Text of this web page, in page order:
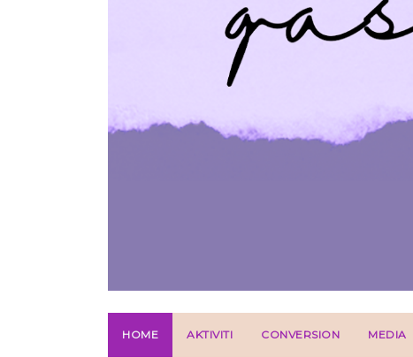
HOME AKTIVITI CONVERSION MEDIA